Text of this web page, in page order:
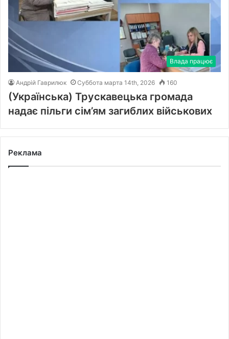
Влада працює
Андрій Гаврилюк Суббота марта 14th, 2026 160
(Українська) Трускавецька громада
надає пільги сім’ям загиблих військових
Реклама